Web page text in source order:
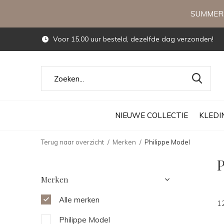
NIEUWE COLLECTIE
Voor 15.00 uur besteld, dezelfde dag verzonden!
Terug naar overzicht Merken Philippe Model
Merken
Alle merken
Philippe Model